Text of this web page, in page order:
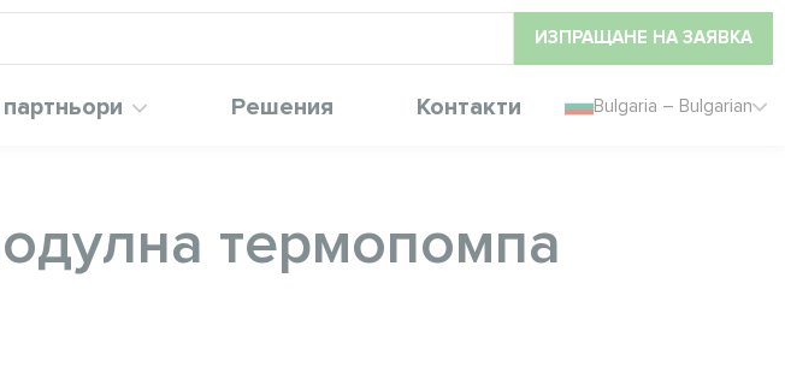
ИЗПРАЩАНЕ НА ЗАЯВКА
Решения Контакти Bulgaria – Bulgarian
термопомпа